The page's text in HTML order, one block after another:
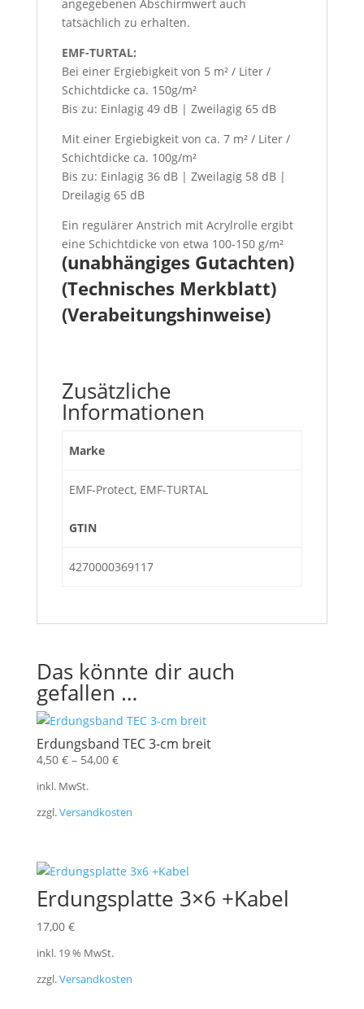
angegebenen Abschirmwert auch
tatsächlich zu erhalten.
EMF-TURTAL:
Bei einer Ergiebigkeit von 5 m² / Liter /
Schichtdicke ca. 150g/m²
Bis zu: Einlagig 49 dB | Zweilagig 65 dB
Mit einer Ergiebigkeit von ca. 7 m² / Liter /
Schichtdicke ca. 100g/m²
Bis zu: Einlagig 36 dB | Zweilagig 58 dB |
Dreilagig 65 dB
Ein regulärer Anstrich mit Acrylrolle ergibt
eine Schichtdicke von etwa 100-150 g/m²
(unabhängiges Gutachten)
(Technisches Merkblatt)
(Verabeitungshinweise)
Zusätzliche
Informationen
Marke
EMF-Protect, EMF-TURTAL
GTIN
4270000369117
Das könnte dir auch
gefallen …
Erdungsband TEC 3-cm breit
4,50 €– 54,00 €
inkl. MwSt.
zzgl.Versandkosten
Erdungsplatte 3×6 +Kabel
17,00 €
inkl. 19 % MwSt.
zzgl.Versandkosten